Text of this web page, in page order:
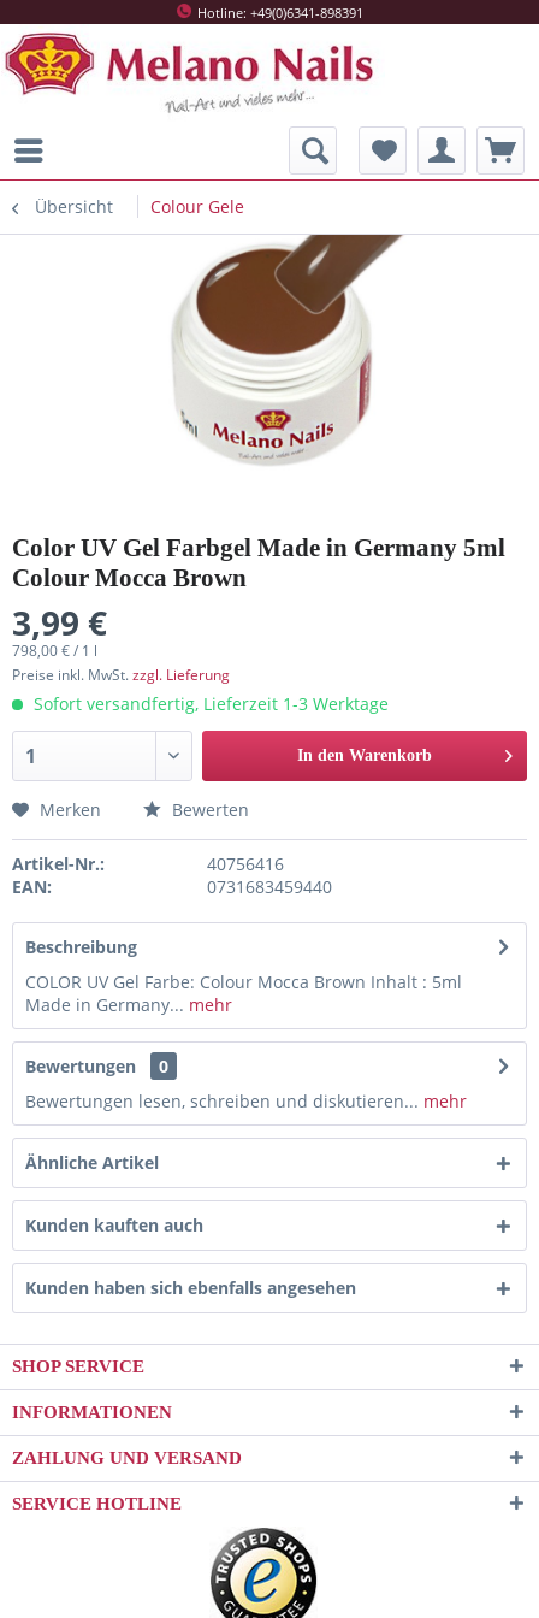
Hotline: +49(0)6341-898391
Übersicht Colour Gele
Color UV Gel Farbgel Made in Germany 5ml
Colour Mocca Brown
3,99 €
798,00 € / 1 l
Preise inkl. MwSt.zzgl. Lieferung
Sofort versandfertig, Lieferzeit 1-3 Werktage
In den Warenkorb
Merken Bewerten
Artikel-Nr.:
40756416
EAN:
0731683459440
Beschreibung
COLOR UV Gel Farbe: Colour Mocca Brown Inhalt : 5ml
Made in Germany... mehr
Bewertungen
0
Bewertungen lesen, schreiben und diskutieren... mehr
Ähnliche Artikel
Kunden kauften auch
Kunden haben sich ebenfalls angesehen
SHOP SERVICE
INFORMATIONEN
ZAHLUNG UND VERSAND
SERVICE HOTLINE